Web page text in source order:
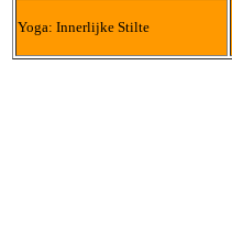
Yoga: Innerlijke Stilte